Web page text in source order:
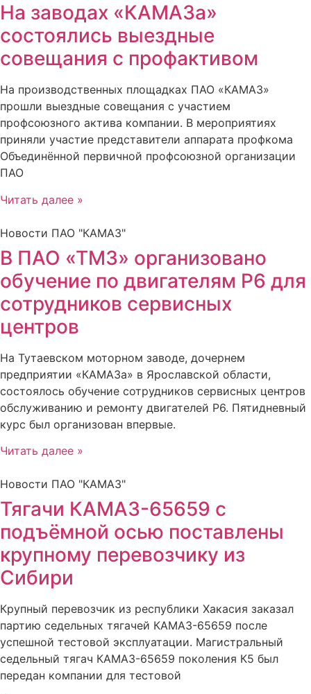
На заводах «КАМАЗа»
состоялись выездные
совещания с профактивом
На производственных площадках ПАО «КАМАЗ»
прошли выездные совещания с участием
профсоюзного актива компании. В мероприятиях
приняли участие представители аппарата профкома
Объединённой первичной профсоюзной организации
ПАО
Читать далее »
Новости ПАО "КАМАЗ"
В ПАО «ТМЗ» организовано
обучение по двигателям Р6 для
сотрудников сервисных
центров
На Тутаевском моторном заводе, дочернем
предприятии «КАМАЗа» в Ярославской области,
состоялось обучение сотрудников сервисных центров
обслуживанию и ремонту двигателей Р6. Пятидневный
курс был организован впервые.
Читать далее »
Новости ПАО "КАМАЗ"
Тягачи КАМАЗ-65659 с
подъёмной осью поставлены
крупному перевозчику из
Сибири
Крупный перевозчик из республики Хакасия заказал
партию седельных тягачей КАМАЗ-65659 после
успешной тестовой эксплуатации. Магистральный
седельный тягач КАМАЗ-65659 поколения К5 был
передан компании для тестовой